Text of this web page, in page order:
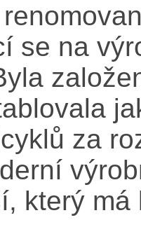
se na
za
který